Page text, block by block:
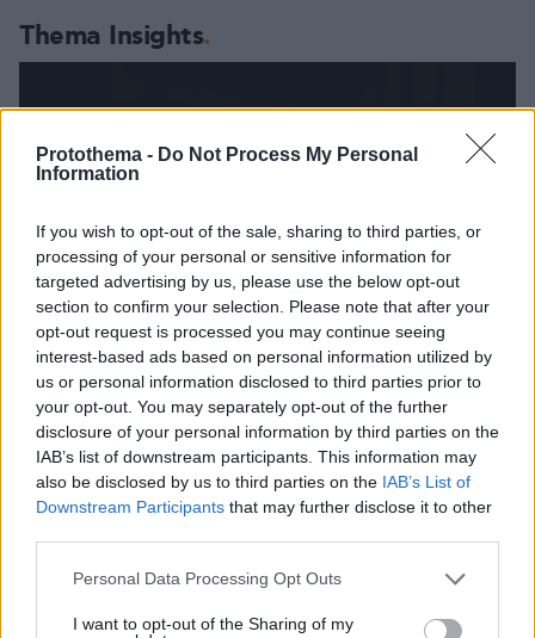
Protothema - Do Not Process My Personal
Information
If you wish to opt-out of the sale, sharing to third parties, or
processing of your personal or sensitive information for
targeted advertising by us, please use the below opt-out
section to confirm your selection. Please note that after your
opt-out request is processed you may continue seeing
interest-based ads based on personal information utilized by
us or personal information disclosed to third parties prior to
your opt-out. You may separately opt-out of the further
disclosure of your personal information by third parties on the
IAB’s list of downstream participants. This information may
also be disclosed by us to third parties on the IAB’s List of
Downstream Participants that may further disclose it to other
Please note that this website/app uses one or more Google
not limited to your visit or usage behaviour. You may click to
Personal Data Processing Opt Outs
I want to opt-out of the Sharing of my
Thema Insights
27.07.2026, 06:00